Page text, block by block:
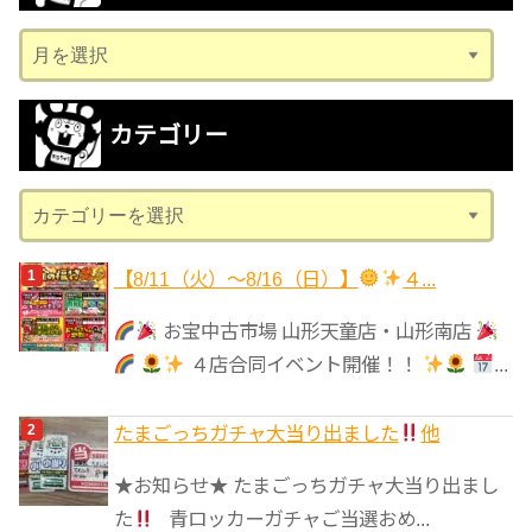
ー
カ
ブ
カテゴリー
テ
ゴ
リ
ー
【8/11（火）～8/16（日）】 ４...
お宝中古市場 山形天童店・山形南店
４店合同イベント開催！！
...
たまごっちガチャ大当り出ました 他
★お知らせ★ たまごっちガチャ大当り出まし
た
青ロッカーガチャご当選おめ...